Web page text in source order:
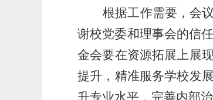
根据工作需要，会
谢校党委和理事会的信
金会要在资源拓展上展
提升，精准服务学校发
升专业水平，完善内部